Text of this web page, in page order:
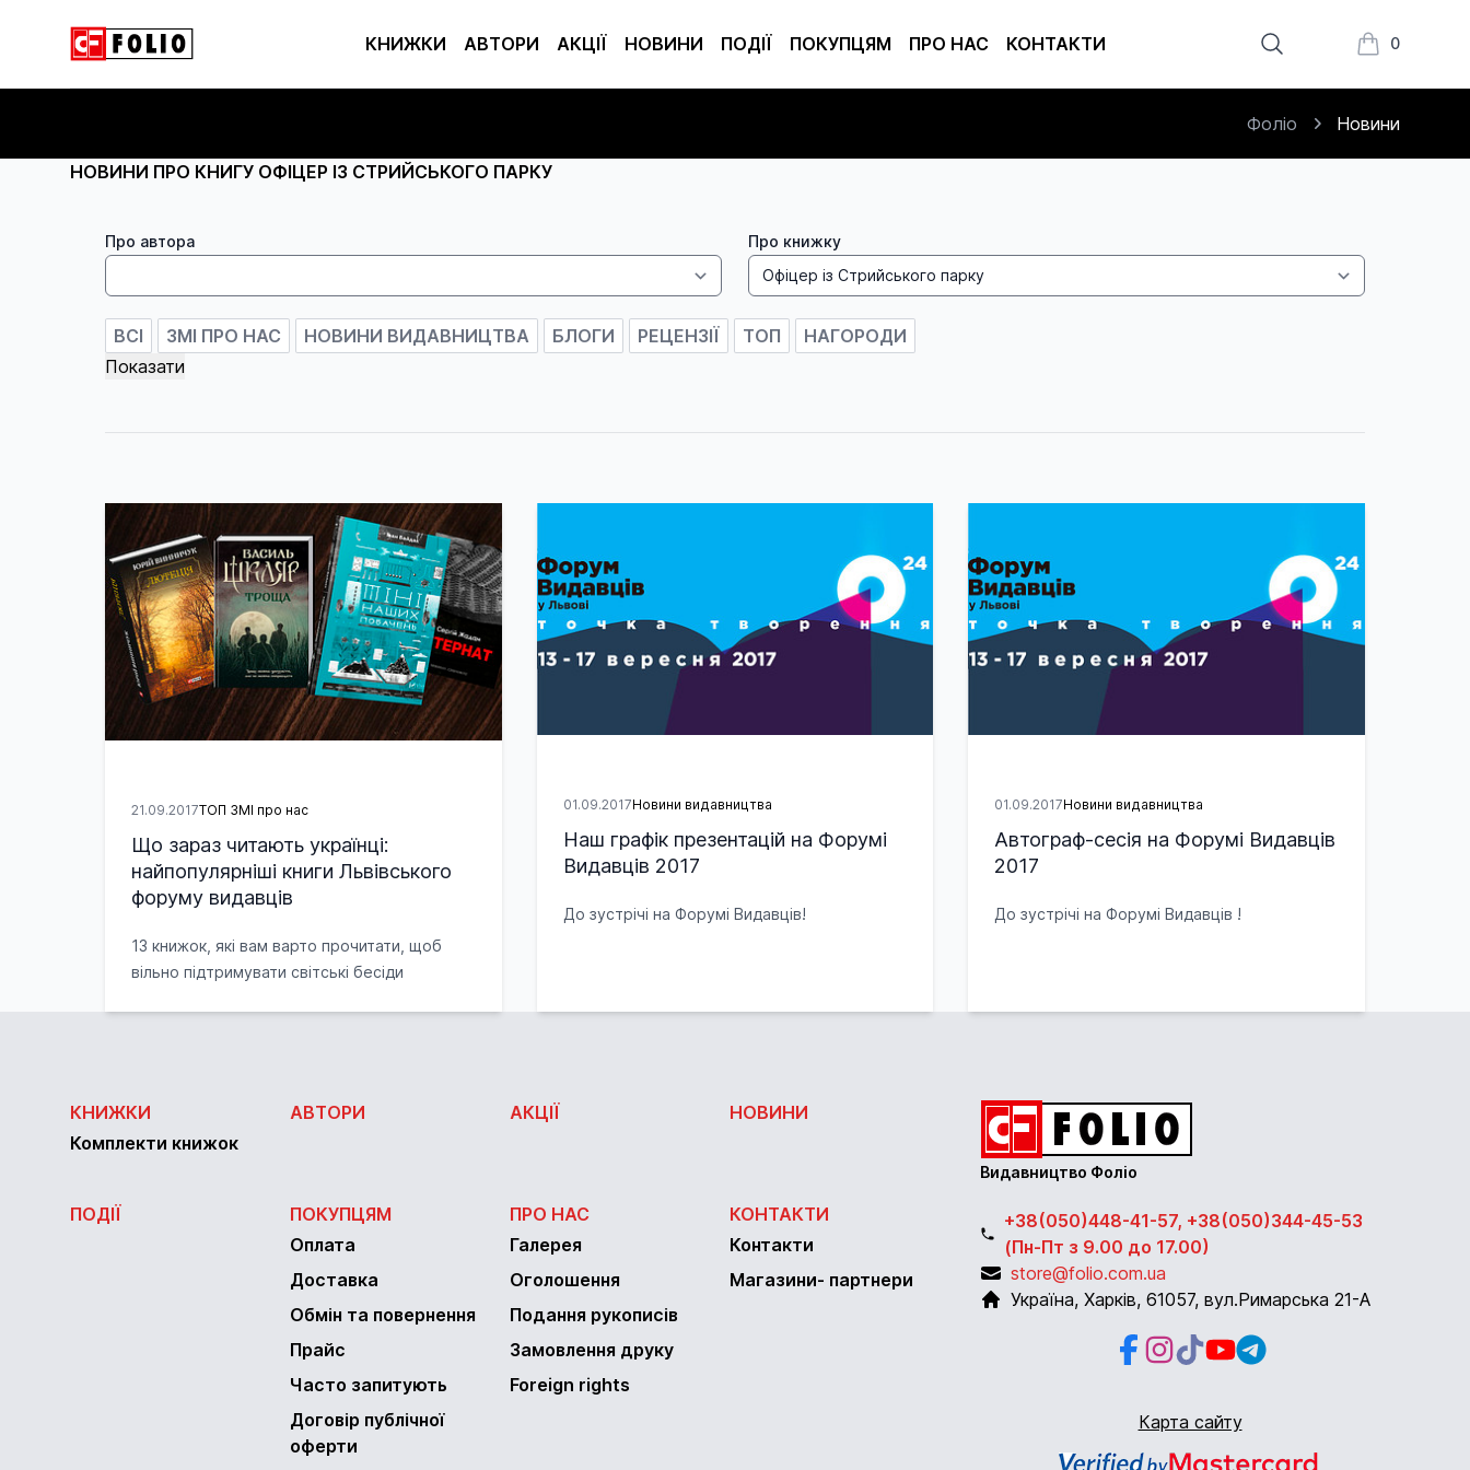
КНИЖКИ АВТОРИ АКЦІЇ НОВИНИ ПОДІЇ ПОКУПЦЯМ ПРО НАС КОНТАКТИ 0
Книжки в
Фоліо Новини
НОВИНИ ПРО КНИГУ ОФІЦЕР ІЗ СТРИЙСЬКОГО ПАРКУ
Про автора Про книжку
ВСІ ЗМІ ПРО НАС НОВИНИ ВИДАВНИЦТВА БЛОГИ РЕЦЕНЗІЇ ТОП НАГОРОДИ
21.09.2017ТОП ЗМІ про нас
Що зараз читають українці:
найпопулярніші книги Львівського
форуму видавців
13 книжок, які вам варто прочитати, щоб
вільно підтримувати світські бесіди
01.09.2017Новини видавництва
Наш графік презентацій на Форумі
Видавців 2017
До зустрічі на Форумі Видавців!
01.09.2017Новини видавництва
Автограф-сесія на Форумі Видавців
2017
До зустрічі на Форумі Видавців !
КНИЖКИ
Комплекти книжок
АВТОРИ АКЦІЇ НОВИНИ
ПОДІЇ
ПОКУПЦЯМ
Оплата
Доставка
Обмін та повернення
Прайс
Часто запитують
Договір публічної
оферти
ПРО НАС
Галерея
Оголошення
Подання рукописів
Замовлення друку
Foreign rights
КОНТАКТИ
Контакти
Магазини- партнери
Видавництво Фоліо
+38(050)448-41-57, +38(050)344-45-53
(Пн-Пт з 9.00 до 17.00)
store@folio.com.ua
Україна, Харків, 61057, вул.Римарська 21-А
Facebook
Instagram
Instagram
YoutubeTelegram
Карта сайту